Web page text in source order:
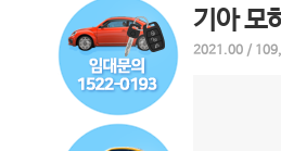
기아 모
2021.00 /